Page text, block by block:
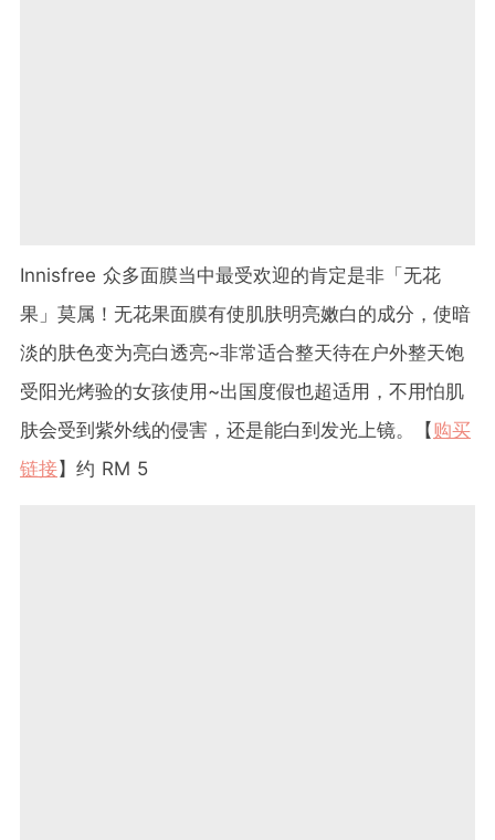
Innisfree 众多面膜当中最受欢迎的肯定是非「无花
果」莫属！无花果面膜有使肌肤明亮嫩白的成分，使暗
淡的肤色变为亮白透亮~非常适合整天待在户外整天饱
受阳光烤验的女孩使用~出国度假也超适用，不用怕肌
肤会受到紫外线的侵害，还是能白到发光上镜。【 购买
链接】约 RM 5